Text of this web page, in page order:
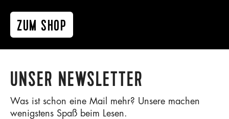
ZUM SHOP
UNSER NEWSLETTER
Was ist schon eine Mail mehr? Unsere machen
wenigstens Spaß beim Lesen.